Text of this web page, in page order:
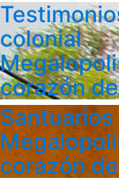
colonial
corazón
corazón